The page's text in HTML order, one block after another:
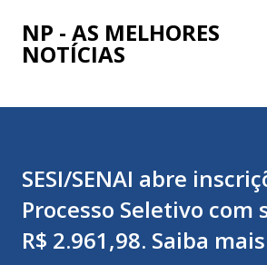
Pular para o conteúdo
NP - AS MELHORES
NOTÍCIAS
SESI/SENAI abre
Processo Seletivo com
R$ 2.961,98. Saiba mais